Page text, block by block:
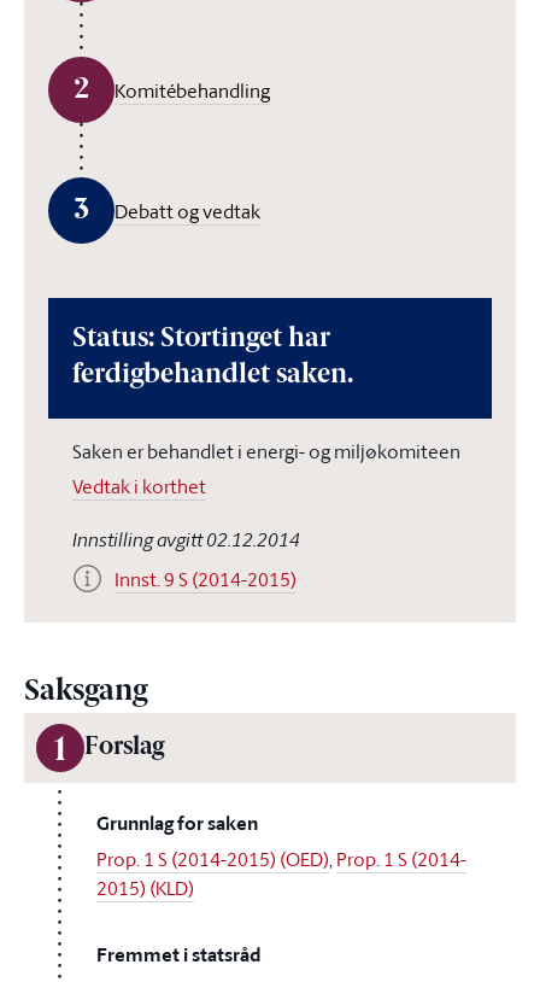
2 Komitébehandling
3 Debatt og vedtak
Status: Stortinget har
ferdigbehandlet saken.
Saken er behandlet i energi- og miljøkomiteen
Vedtak i korthet
Innstilling avgitt 02.12.2014
Innst. 9 S (2014-2015)
Saksgang
1 Forslag
Grunnlag for saken
Prop. 1 S (2014-2015) (OED),Prop. 1 S (2014-
2015) (KLD)
Fremmet i statsråd